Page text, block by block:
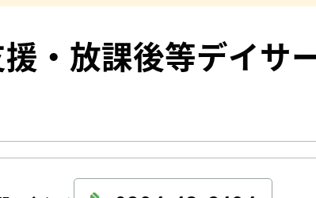
・放課後等デイサ